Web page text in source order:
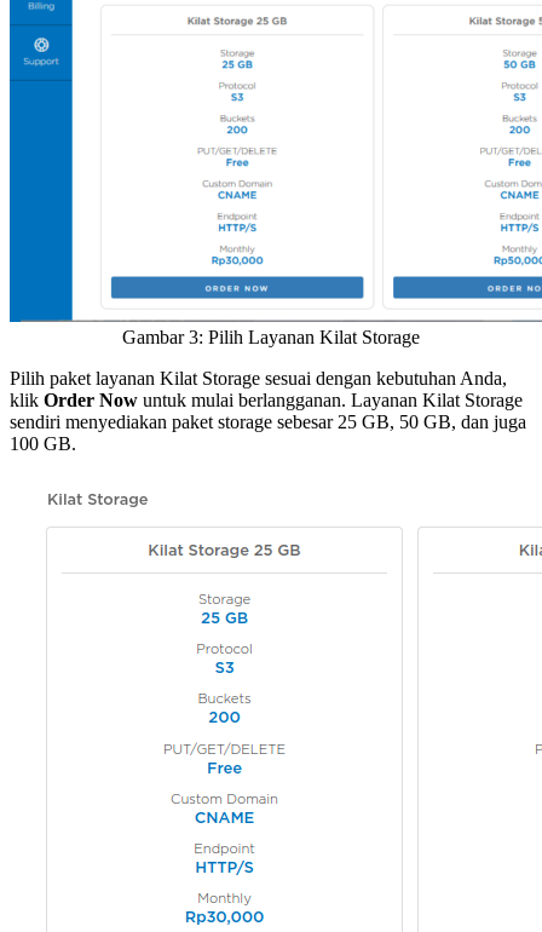
Gambar 3: Pilih Layanan Kilat Storage
Pilih paket layanan Kilat Storage sesuai dengan kebutuhan Anda,
klik Order Now untuk mulai berlangganan. Layanan Kilat Storage
sendiri menyediakan paket storage sebesar 25 GB, 50 GB, dan juga
100 GB.